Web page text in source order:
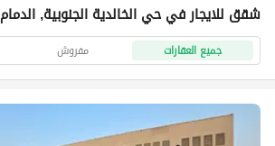
شقق للايجار في حي الخالدية الجنوبية, الدمام
جميع العقارات مفروش